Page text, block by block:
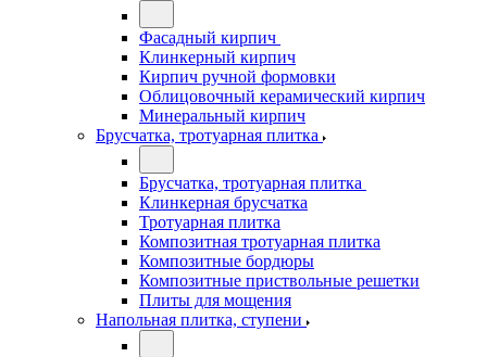
Фасадный кирпич
Клинкерный кирпич
Кирпич ручной формовки
Облицовочный керамический кирпич
Минеральный кирпич
Брусчатка, тротуарная плитка
Брусчатка, тротуарная плитка
Клинкерная брусчатка
Тротуарная плитка
Композитная тротуарная плитка
Композитные бордюры
Композитные приствольные решетки
Плиты для мощения
Напольная плитка, ступени